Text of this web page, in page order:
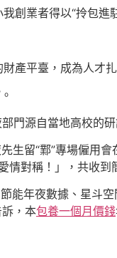
業者得以“拎包進
產平臺，成為人才
門源自當地高校的研
生留“鄴”專場僱
情對稱！」，共收到
能年夜數據、星斗
，本包養一個月價錢